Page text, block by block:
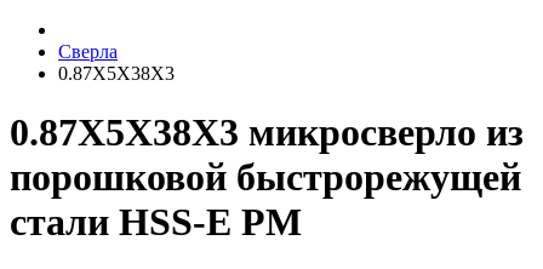
Сверла
0.87X5X38X3
0.87X5X38X3 микросверло из
порошковой быстрорежущей
стали HSS-E PM